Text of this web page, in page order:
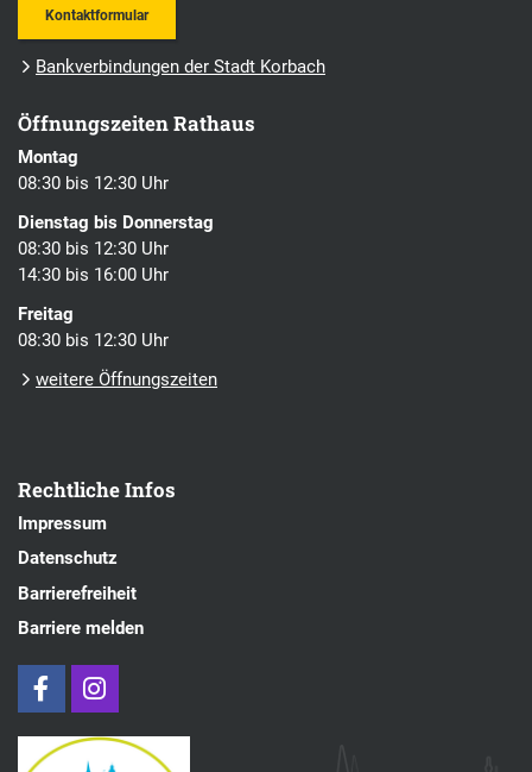
Kontaktformular
Bankverbindungen der Stadt Korbach
Öffnungszeiten Rathaus
Montag
08:30 bis 12:30 Uhr
Dienstag bis Donnerstag
08:30 bis 12:30 Uhr
14:30 bis 16:00 Uhr
Freitag
08:30 bis 12:30 Uhr
weitere Öffnungszeiten
Rechtliche Infos
Impressum
Datenschutz
Barrierefreiheit
Barriere melden